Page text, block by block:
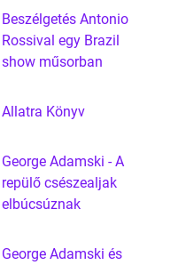
Beszélgetés Antonio
Rossival egy Brazil
show műsorban
Allatra Könyv
George Adamski - A
repülő csészealjak
elbúcsúznak
George Adamski és